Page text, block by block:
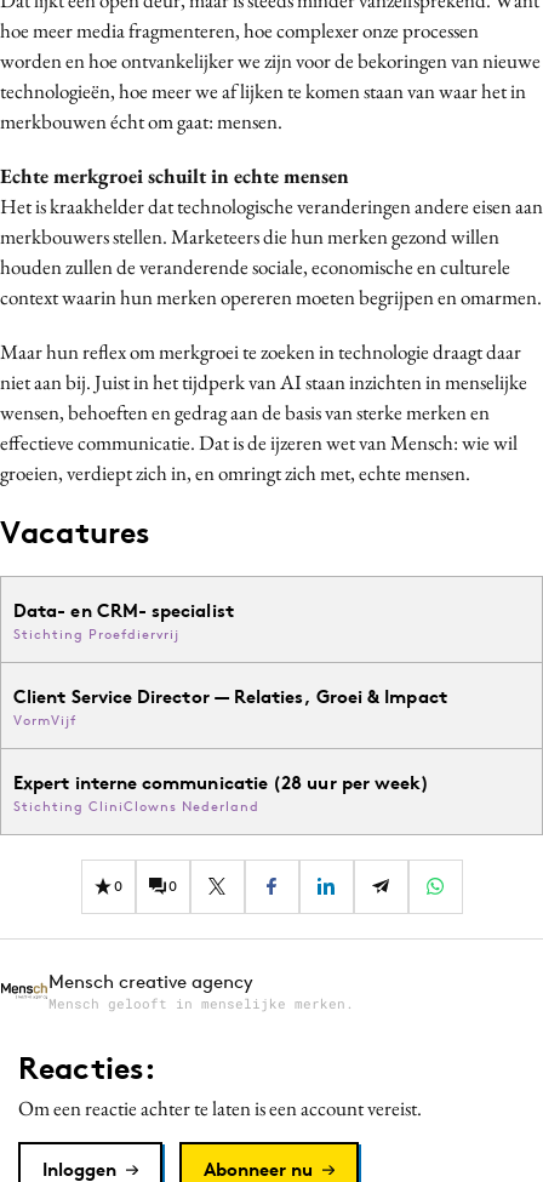
hoe meer media fragmenteren, hoe complexer onze processen
worden en hoe ontvankelijker we zijn voor de bekoringen van nieuwe
technologieën, hoe meer we af lijken te komen staan van waar het in
merkbouwen écht om gaat: mensen.
Echte merkgroei schuilt in echte mensen
Het is kraakhelder dat technologische veranderingen andere eisen aan
merkbouwers stellen. Marketeers die hun merken gezond willen
houden zullen de veranderende sociale, economische en culturele
context waarin hun merken opereren moeten begrijpen en omarmen.
Maar hun reflex om merkgroei te zoeken in technologie draagt daar
niet aan bij. Juist in het tijdperk van AI staan inzichten in menselijke
wensen, behoeften en gedrag aan de basis van sterke merken en
effectieve communicatie. Dat is de ijzeren wet van Mensch: wie wil
groeien, verdiept zich in, en omringt zich met, echte mensen.
Vacatures
Data- en CRM- specialist
Stichting Proefdiervrij
Client Service Director — Relaties, Groei & Impact
VormVijf
Expert interne communicatie (28 uur per week)
Stichting CliniClowns Nederland
0 0
Mensch creative agency
Mensch gelooft in menselijke merken.
Reacties:
Om een reactie achter te laten is een account vereist.
Inloggen Abonneer nu